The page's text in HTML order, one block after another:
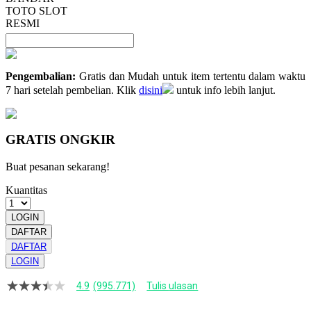
TOTO SLOT
RESMI
Pengembalian: Gratis dan Mudah untuk item tertentu dalam waktu
7 hari setelah pembelian. Klik disini untuk info lebih lanjut.
GRATIS ONGKIR
Buat pesanan sekarang!
Kuantitas
LOGIN
DAFTAR
DAFTAR
LOGIN
4.9
4.9 (995.771) Tulis ulasan